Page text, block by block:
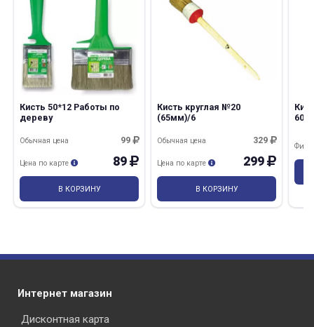
Кисть 50*12 Работы по
дереву
99
Обычная цена
89
Цена по карте
В КОРЗИНУ
Кисть круглая №20
(65мм)/6
329
Обычная цена
299
Цена по карте
В КОРЗИНУ
раз в 2 недели
Интернет магазин
Дисконтная карта